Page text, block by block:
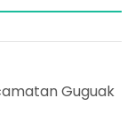
Guguak